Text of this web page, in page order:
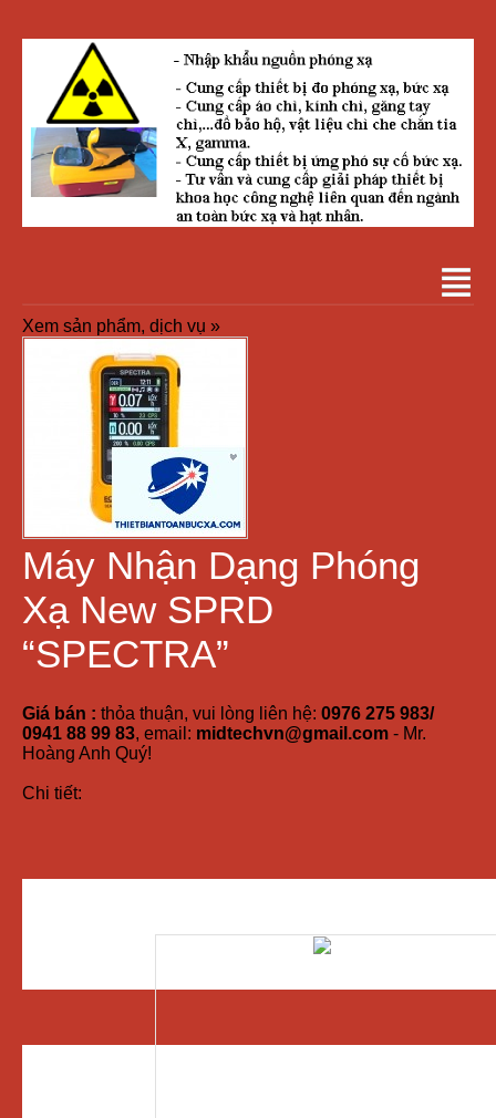
Xem sản phẩm, dịch vụ »
Máy Nhận Dạng Phóng
Xạ New SPRD
“SPECTRA”
Giá bán : thỏa thuận, vui lòng liên hệ: 0976 275 983/
0941 88 99 83, email: midtechvn@gmail.com - Mr.
Hoàng Anh Quý!
Chi tiết: